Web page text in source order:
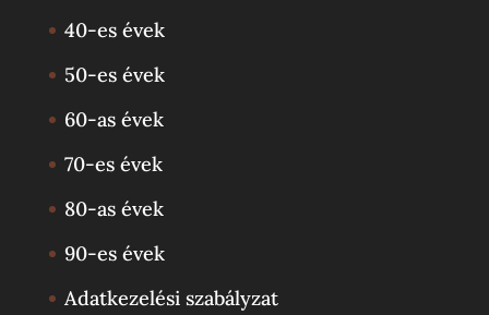
40-es évek
50-es évek
60-as évek
70-es évek
80-as évek
90-es évek
Adatkezelési szabályzat